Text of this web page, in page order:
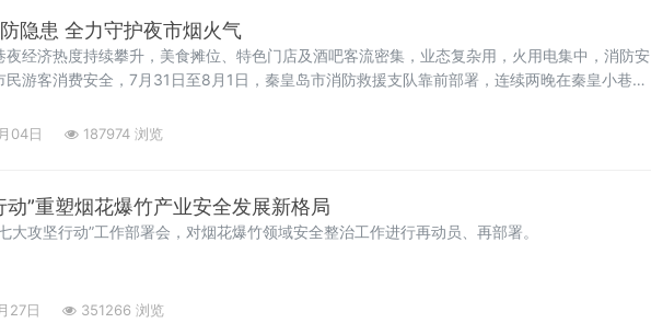
隐患 全力守护夜市烟火气
夜经济热度持续攀升，美食摊位、特色门店及酒吧客流密集，业态复杂用，火用电集中，消防安
游客消费安全，7月31日至8月1日，秦皇岛市消防救援支队靠前部署，连续两晚在秦皇小巷开
04日 187974 浏览
动”重塑烟花爆竹产业安全发展新格局
大攻坚行动”工作部署会，对烟花爆竹领域安全整治工作进行再动员、再部署。
27日 351266 浏览